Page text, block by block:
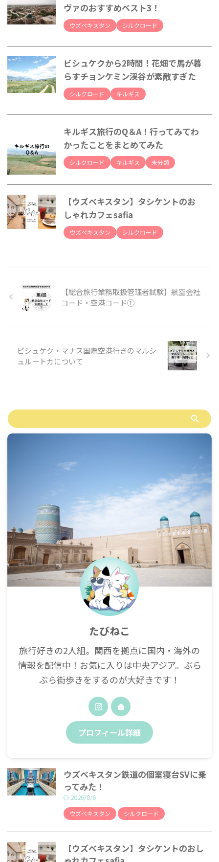
ヴァのおすすめベスト3！
ウズベキスタン シルクロード
ビシュケクから2時間！花畑で馬が暮
らすチョンケミン渓谷が素敵すぎた
シルクロード キルギス
キルギス旅行のQ＆A！行ってみてわ
かったことをまとめてみた
シルクロード キルギス 未分類
【ウズベキスタン】タシケントのお
しゃれカフェsafia
ウズベキスタン シルクロード
【総合旅行業務取扱管理者試験】航空会社
コード・空港コード①
ビシュケク・マナス国際空港行きのマルシ
ュルートカについて
たびねこ
旅行好きの2人組。関西を拠点に国内・海外の
情報を配信中！お気に入りは中央アジア。ぶら
ぶら街歩きをするのが大好きです！
プロフィール詳細
ウズベキスタン鉄道の個室寝台SVに乗
ってみた！
2026/8/6
ウズベキスタン シルクロード
【ウズベキスタン】タシケントのおし